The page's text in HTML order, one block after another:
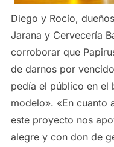
Diego y Rocío,
Jarana y Cervecería
corroborar que
de darnos por
pedía el público en el
modelo». «En cuanto
este proyecto nos
alegre y con don de